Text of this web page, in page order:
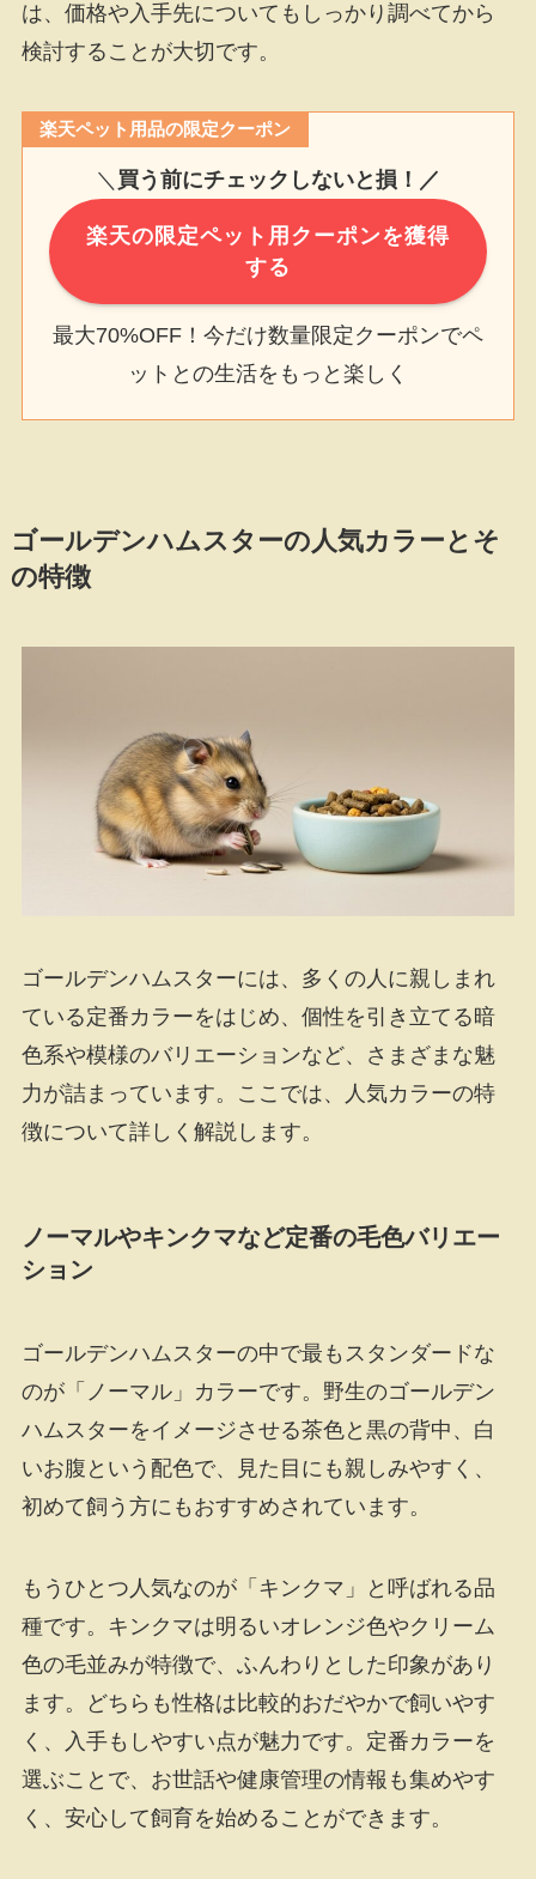
は、価格や入手先についてもしっかり調べてから
検討することが大切です。
楽天ペット用品の限定クーポン
＼ 買う前にチェックしないと損！／
楽天の限定ペット用クーポンを獲得
する
最大70%OFF！今だけ数量限定クーポンでペ
ットとの生活をもっと楽しく
ゴールデンハムスターの人気カラーとそ
の特徴
ゴールデンハムスターには、多くの人に親しまれ
ている定番カラーをはじめ、個性を引き立てる暗
色系や模様のバリエーションなど、さまざまな魅
力が詰まっています。ここでは、人気カラーの特
徴について詳しく解説します。
ノーマルやキンクマなど定番の毛色バリエー
ション
ゴールデンハムスターの中で最もスタンダードな
のが「ノーマル」カラーです。野生のゴールデン
ハムスターをイメージさせる茶色と黒の背中、白
いお腹という配色で、見た目にも親しみやすく、
初めて飼う方にもおすすめされています。
もうひとつ人気なのが「キンクマ」と呼ばれる品
種です。キンクマは明るいオレンジ色やクリーム
色の毛並みが特徴で、ふんわりとした印象があり
ます。どちらも性格は比較的おだやかで飼いやす
く、入手もしやすい点が魅力です。定番カラーを
選ぶことで、お世話や健康管理の情報も集めやす
く、安心して飼育を始めることができます。